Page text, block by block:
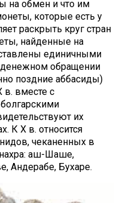
на обмен и что им
которые есть у
раскрыть круг стран
найденные на
единичными
обращении
поздние аббасиды)
в. вместе с
их
К X в. относится
чеканенных в
аш-Шаше,
Андерабе, Бухаре.